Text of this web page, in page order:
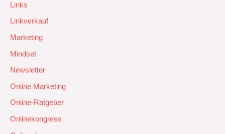
Links
Linkverkauf
Marketing
Mindset
Newsletter
Online Marketing
Online-Ratgeber
Onlinekongress